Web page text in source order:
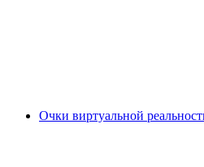
Очки виртуальной